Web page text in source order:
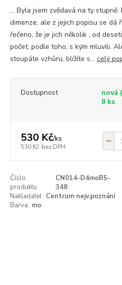
... Byla jsem zvědavá na ty
dimenze, ale z jejich popisu se dá
řečeno, že je jich několik , od
počet, podle toho, s kým mluvili.
stoupáte vzhůru, blížíte s... celý
Dostupnost
nová
8 ks
530 Kč/ks
530 Kč bez DPH
Číslo
produktu:
CN014-D4moB5-
348
Nakladatel: Centrum nejv.poznání
Barva: mo